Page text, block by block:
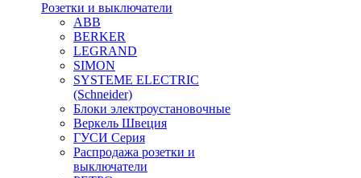
Розетки и выключатели
ABB
BERKER
LEGRAND
SIMON
SYSTEME ELECTRIC
(Schneider)
Блоки электроустановочные
Веркель Швеция
ГУСИ Серия
Распродажа розетки и
выключатели